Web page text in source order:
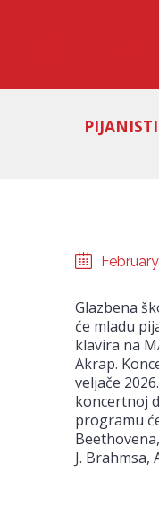
Glazbena
će mladu
klavira na
Akrap.
veljače
koncertnoj
programu
J. Brahmsa,